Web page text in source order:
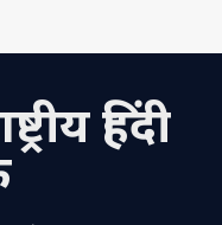
l e
हिंदी